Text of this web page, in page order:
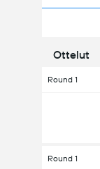
Ottelut
Round 1
Round 1